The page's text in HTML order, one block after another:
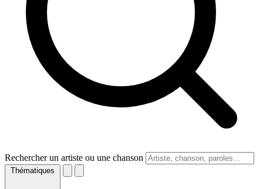
Rechercher un artiste ou une chanson
Thématiques